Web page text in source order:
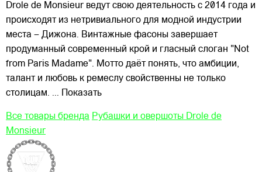
Drole de Monsieur ведут свою деятельность с 2014 года и
происходят из нетривиального для модной индустрии
места – Дижона. Винтажные фасоны завершает
продуманный современный крой и гласный слоган "Not
from Paris Madame". Мотто даёт понять, что амбиции,
талант и любовь к ремеслу свойственны не только
столицам. ... Показать
Все товары бренда Рубашки и овершоты Drole de
Monsieur